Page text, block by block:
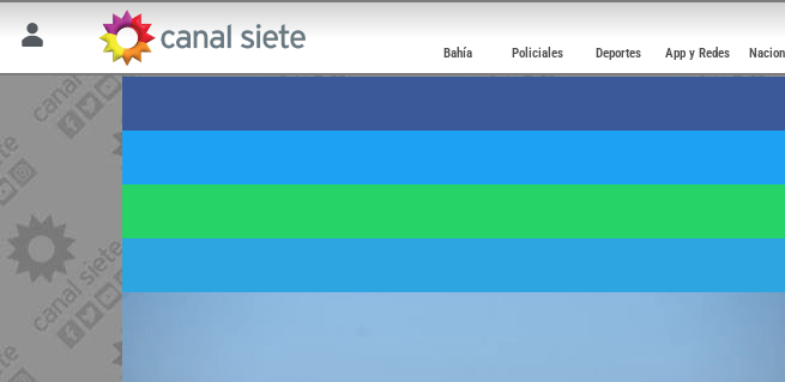
Bahía Policiales Deportes App y Redes
Pronóstico: así estará el tiempo en